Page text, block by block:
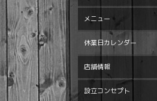
メニュー
休業日カレンダー
店舗情報
設立コンセプト